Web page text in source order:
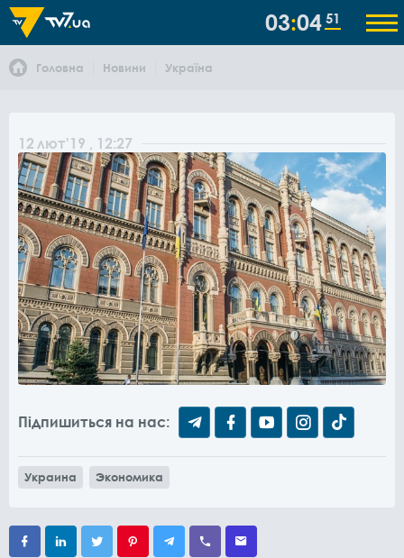
03 04 51
Головна Новини Україна
12 лют'19 , 12:27
Підпишиться на нас:
Украина Экономика